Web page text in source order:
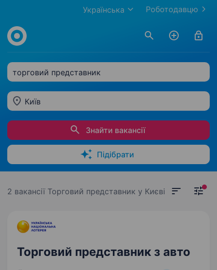
Роботодавцю
Українська
торговий представник
Київ
Знайти вакансії
Підібрати
2 вакансії Торговий представник у Києві
Торговий представник з авто